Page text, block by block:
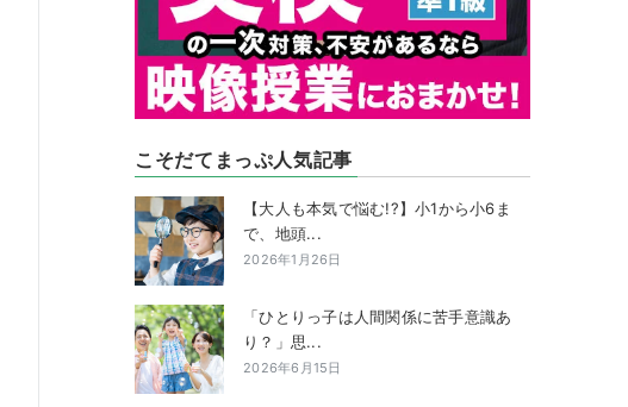
こそだてまっぷ人気記事
【大人も本気で悩む!?】小1から小6ま
で、地頭...
2026年1月26日
「ひとりっ子は人間関係に苦手意識あ
り？」思...
2026年6月15日